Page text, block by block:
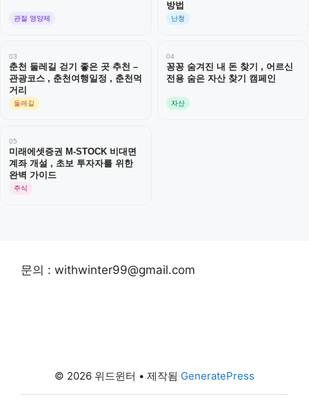
관절 영양제
방법
난청
03
춘천 둘레길 걷기 좋은 곳 추천 –
관광코스 , 춘천여행일정 , 춘천먹
거리
둘레길
04
꽁꽁 숨겨진 내 돈 찾기 , 어르신
전용 숨은 자산 찾기 캠페인
자산
05
미래에셋증권 M-STOCK 비대면
계좌 개설 , 초보 투자자를 위한
완벽 가이드
주식
문의 : withwinter99@gmail.com
© 2026 위드윈터 • 제작됨 GeneratePress